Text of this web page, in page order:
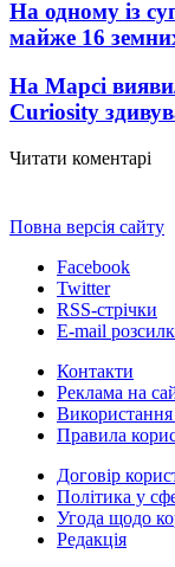
На одному із
майже 16
На Марсі
Curiosity
Читати коментарі
Повна версія сайту
Facebook
Twitter
RSS-стрічки
E-mail
Контакти
Реклама на
Використання
Правила
Договір
Політика у
Угода щодо
Редакція